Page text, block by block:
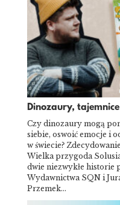
Dinozaury,
Czy dinozaury mogą
siebie, oswoić emocje i
w świecie?
Wielka przygoda
dwie niezwykłe historie
Wydawnictwa SQN i
Przemek…